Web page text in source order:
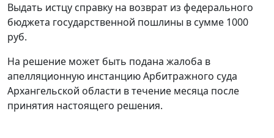
Выдать истцу справку на возврат из федерального
бюджета государственной пошлины в сумме 1000
руб.
На решение может быть подана жалоба в
апелляционную инстанцию Арбитражного суда
Архангельской области в течение месяца после
принятия настоящего решения.